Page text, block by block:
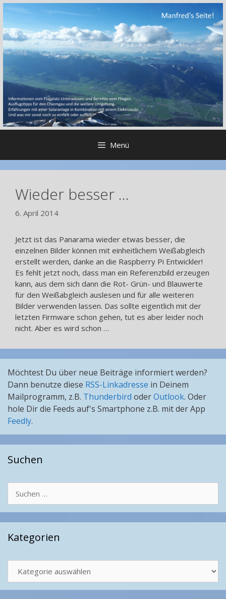
Zum
springen
Menü
Wieder besser …
6. April 2014
Jetzt ist das Panarama wieder etwas besser, die
einzelnen Bilder können mit einheitlichem Weißabgleich
erstellt werden, danke an die Raspberry Pi Entwickler!
Es fehlt jetzt noch, dass man ein Referenzbild erzeugen
kann, aus dem sich dann die Rot- Grün- und Blauwerte
für den Weißabgleich auslesen und für alle weiteren
Bilder verwenden lassen. Das sollte eigentlich mit der
letzten Firmware schon gehen, tut es aber leider noch
nicht. Aber es wird schon …
Möchtest Du über neue Beiträge informiert werden?
Dann benutze diese RSS-Linkadresse in Deinem
Mailprogramm, z.B. Thunderbird oderOutlook. Oder
hole Dir die Feeds auf's Smartphone z.B. mit der App
Feedly.
Suchen
nach:
Kategorien